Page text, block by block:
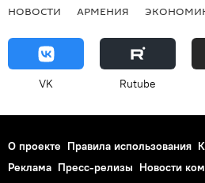
НОВОСТИ АРМЕНИЯ
VK Rutube
О проекте Правила использования
Реклама Пресс-релизы Новости